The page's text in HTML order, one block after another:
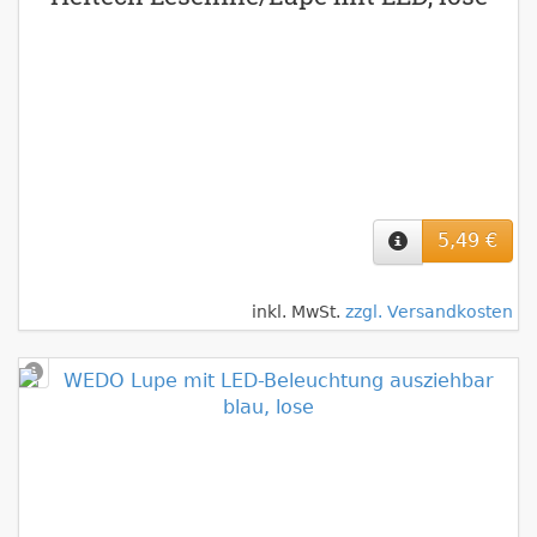
5,49 €
inkl. MwSt. zzgl. Versandkosten